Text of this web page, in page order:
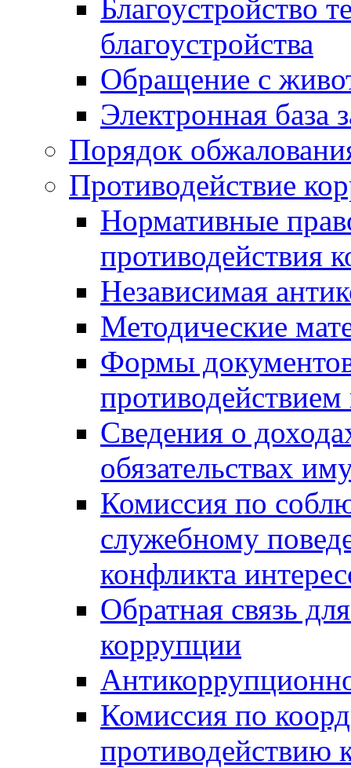
Благоустройство
благоустройства
Обращение с
Электронная база
Порядок
Противодействие
Нормативные
противодействия
Независимая
Методические
Формы
Сведения о
обязательствах
Комиссия по
служебному
конфликта
Обратная связь
коррупции
Комиссия по
противодействию